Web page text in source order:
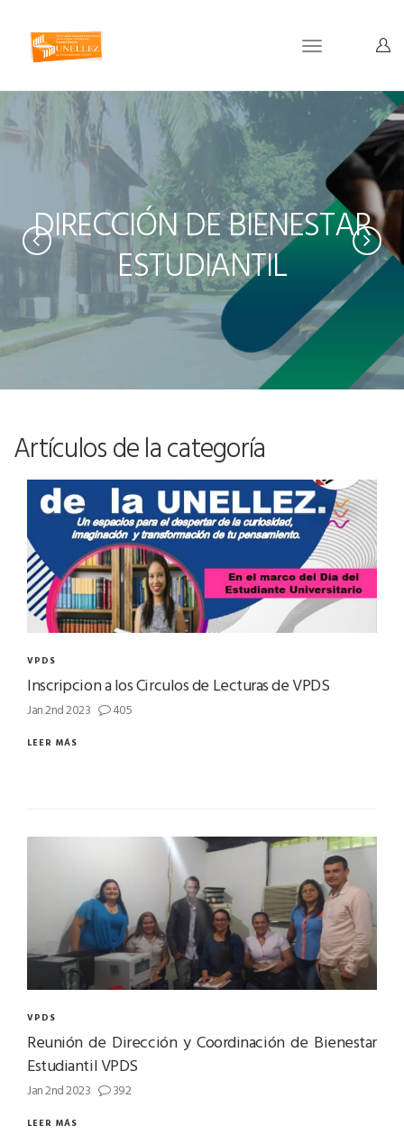
Toggle
DIRECCIÓN DE BIENESTAR
ESTUDIANTIL
Artículos de la categoría
VPDS
Inscripcion a los Circulos de Lecturas de VPDS
Jan 2nd 2023 405
LEER MÁS
VPDS
Reunión de Dirección y Coordinación de Bienestar
Estudiantil VPDS
Jan 2nd 2023 392
LEER MÁS